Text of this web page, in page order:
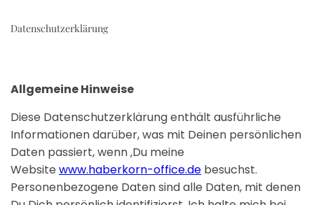
Datenschutzerklärung
Allgemeine Hinweise
Diese Datenschutzerklärung enthält ausführliche
Informationen darüber, was mit Deinen persönlichen
Daten passiert, wenn ‚Du meine
Website www.haberkorn-office.de besuchst.
Personenbezogene Daten sind alle Daten, mit denen